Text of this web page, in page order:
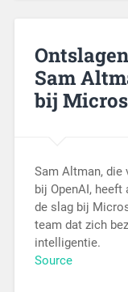
Sam
bij
Sam Altman, die
bij OpenAI, heeft
de slag bij
team dat zich
intelligentie.
Source